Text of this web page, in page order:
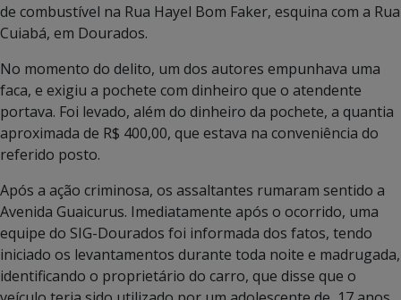
de combustível na Rua Hayel Bom Faker, esquina com a Rua
Cuiabá, em Dourados.
No momento do delito, um dos autores empunhava uma
faca, e exigiu a pochete com dinheiro que o atendente
portava. Foi levado, além do dinheiro da pochete, a quantia
aproximada de R$ 400,00, que estava na conveniência do
referido posto.
Após a ação criminosa, os assaltantes rumaram sentido a
Avenida Guaicurus. Imediatamente após o ocorrido, uma
equipe do SIG-Dourados foi informada dos fatos, tendo
iniciado os levantamentos durante toda noite e madrugada,
identificando o proprietário do carro, que disse que o